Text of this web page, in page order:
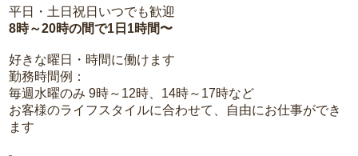
平日・土日祝日いつでも歓迎
8時～20時の間で1日1時間〜
好きな曜日・時間に働けます
勤務時間例：
毎週水曜のみ 9時～12時、14時～17時など
お客様のライフスタイルに合わせて、自由にお仕事ができ
ます